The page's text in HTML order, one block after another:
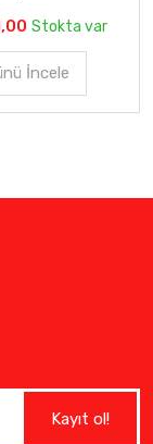
Stokta var
İncele
Kayıt ol!